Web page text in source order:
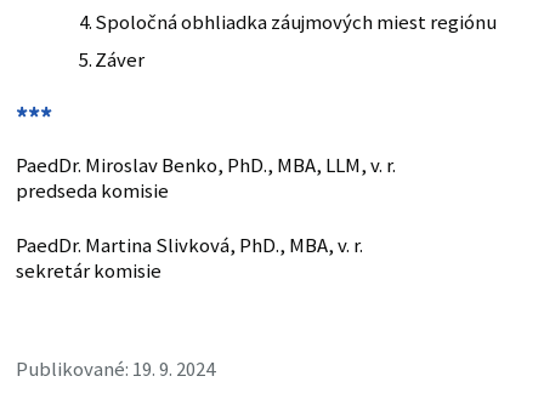
Spoločná obhliadka záujmových miest regiónu
Záver
***
PaedDr. Miroslav Benko, PhD., MBA, LLM, v. r.
predseda komisie
PaedDr. Martina Slivková, PhD., MBA, v. r.
sekretár komisie
Publikované: 19. 9. 2024